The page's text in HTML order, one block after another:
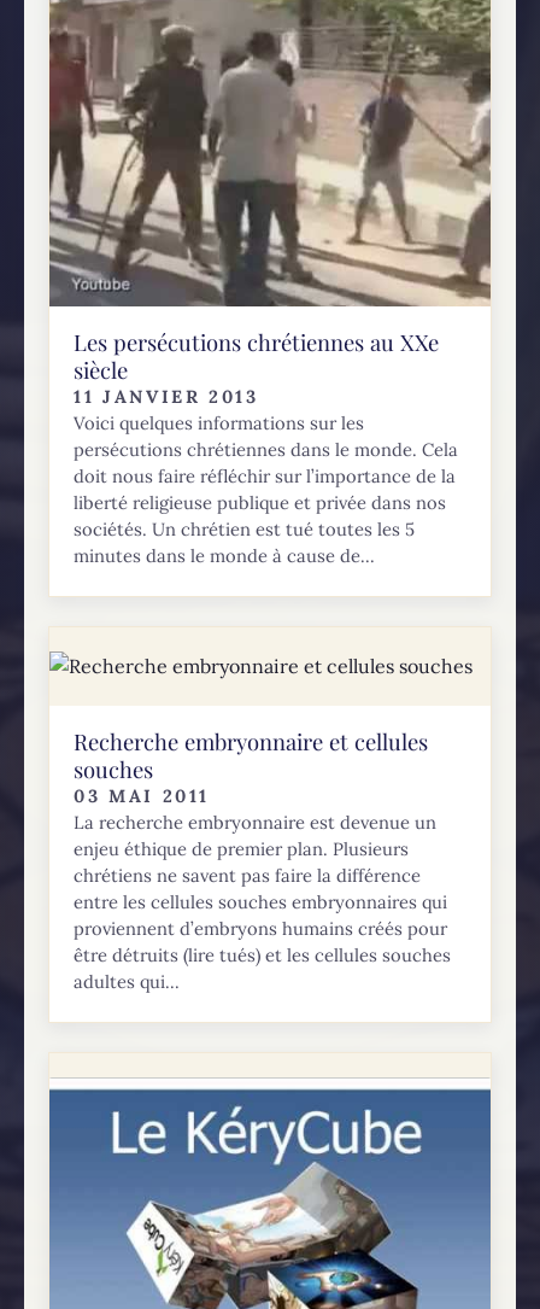
Les persécutions chrétiennes au XXe
siècle
11 JANVIER 2013
Voici quelques informations sur les
persécutions chrétiennes dans le monde. Cela
doit nous faire réfléchir sur l’importance de la
liberté religieuse publique et privée dans nos
sociétés. Un chrétien est tué toutes les 5
minutes dans le monde à cause de...
Recherche embryonnaire et cellules
souches
03 MAI 2011
La recherche embryonnaire est devenue un
enjeu éthique de premier plan. Plusieurs
chrétiens ne savent pas faire la différence
entre les cellules souches embryonnaires qui
proviennent d’embryons humains créés pour
être détruits (lire tués) et les cellules souches
adultes qui...